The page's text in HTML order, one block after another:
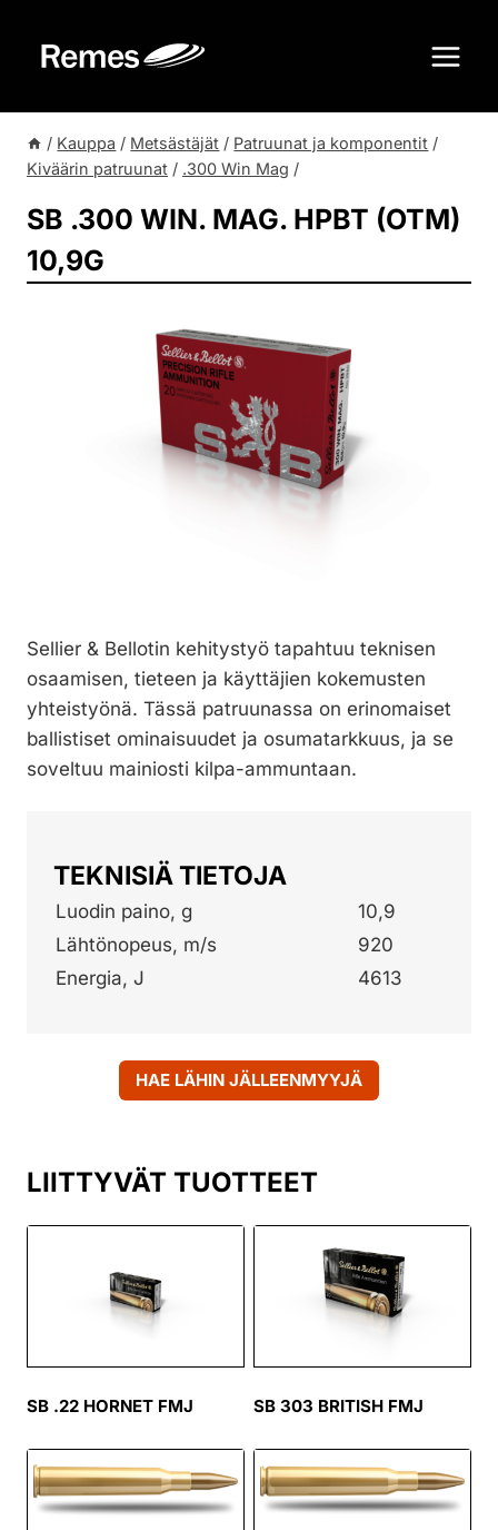
sisältöön
/ Kauppa / Metsästäjät / Patruunat ja komponentit /
Kiväärin patruunat / .300 Win Mag /
SB .300 WIN. MAG. HPBT (OTM)
10,9G
Sellier & Bellotin kehitystyö tapahtuu teknisen
osaamisen, tieteen ja käyttäjien kokemusten
yhteistyönä. Tässä patruunassa on erinomaiset
ballistiset ominaisuudet ja osumatarkkuus, ja se
soveltuu mainiosti kilpa-ammuntaan.
TEKNISIÄ TIETOJA
Luodin paino, g
10,9
Lähtönopeus, m/s
920
Energia, J
4613
HAE LÄHIN JÄLLEENMYYJÄ
LIITTYVÄT TUOTTEET
SB .22 HORNET FMJ SB 303 BRITISH FMJ